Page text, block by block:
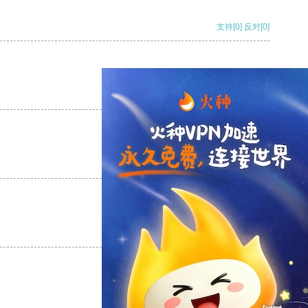
支持[0] 反对[0]
支持
支持[0] 反对[0]
支持[0] 反对[0]